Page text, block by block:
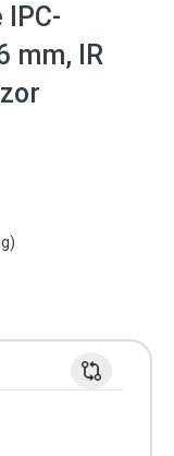
mm, IR